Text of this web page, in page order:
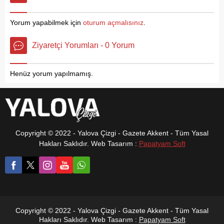
Ümit Cesur, Yönetim Kurulu
Üyeleri Etem Sevin, Mustafa
Arslan ve Metin Aydın ile
beraber Yalova Valisi Dr.
Başkanı Mustafa Tutuk,
etkinliklerin devam
kadınlara...
Yorum yapabilmek için oturum açmalısınız
Ziyaretçi Yorumları - 0 Yorum
Henüz yorum yapılmamış.
Copyright © 2022 - Yalova Çizgi - Gazete Akkent - Tüm Yasal
Hakları Saklıdır. Web Tasarım : Papatyam Soft
Copyright © 2022 - Yalova Çizgi - Gazete Akkent - Tüm Yasal
Hakları Saklıdır. Web Tasarım : Papatyam Soft